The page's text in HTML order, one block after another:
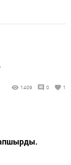
1409 0 1